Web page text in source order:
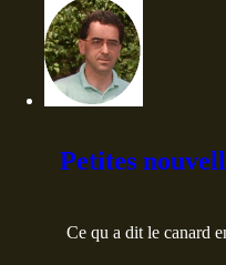
Petites
Ce qu a dit le canard